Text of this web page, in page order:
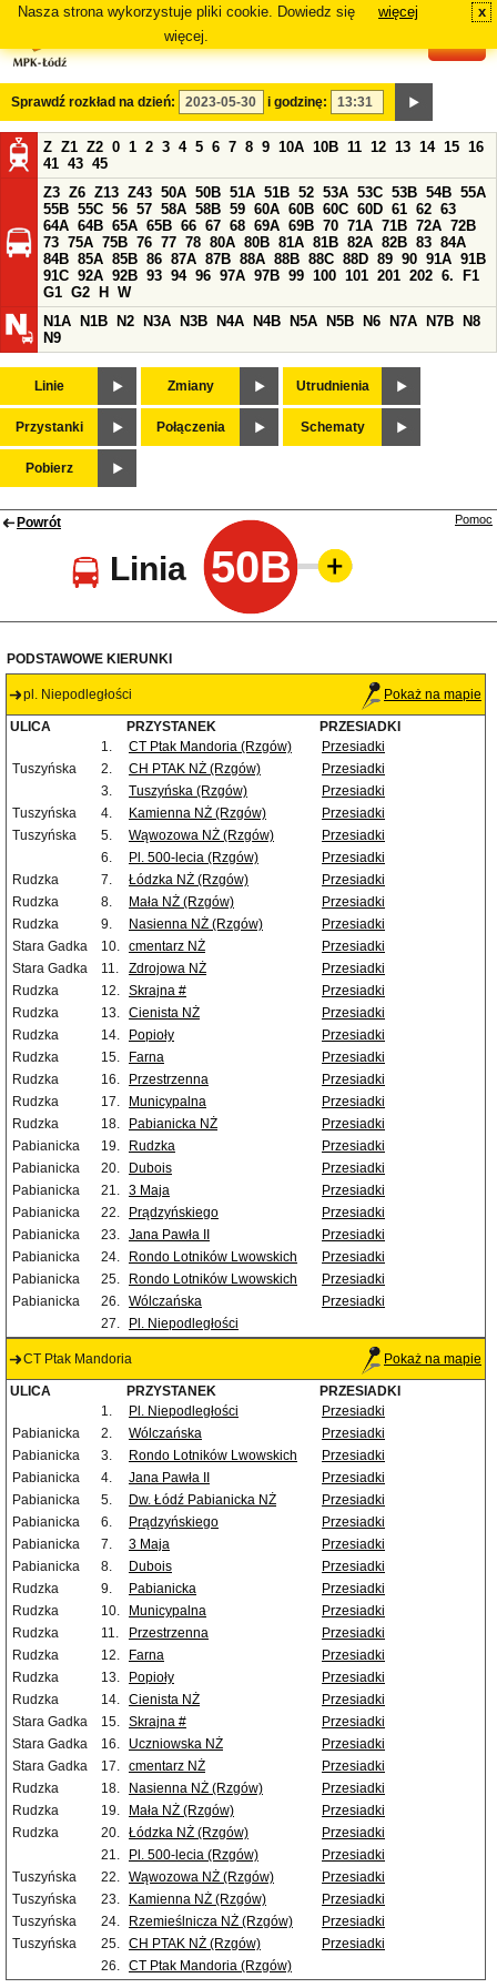
Nasza strona wykorzystuje pliki cookie. Dowiedz się
więcej.
więcej x
Sprawdź rozkład na dzień: i godzinę:
Z Z1 Z2 0 1 2 3 4 5 6 7 8 9 10A 10B 11 12 13 14 15 16
41 43 45
Z3 Z6 Z13 Z43 50A 50B 51A 51B 52 53A 53C 53B 54B 55A
55B 55C 56 57 58A 58B 59 60A 60B 60C 60D 61 62 63
64A 64B 65A 65B 66 67 68 69A 69B 70 71A 71B 72A 72B
73 75A 75B 76 77 78 80A 80B 81A 81B 82A 82B 83 84A
84B 85A 85B 86 87A 87B 88A 88B 88C 88D 89 90 91A 91B
91C 92A 92B 93 94 96 97A 97B 99 100 101 201 202 6.
F1
G1 G2 H
W
N1A
N1B N2 N3A N3B N4A N4B N5A N5B N6 N7A N7B
N8
N9
Linie Zmiany Utrudnienia
Przystanki Połączenia Schematy
Pobierz
Powrót
Linia 50B
Pomoc
PODSTAWOWE KIERUNKI
pl. Niepodległości Pokaż na mapie
ULICA PRZYSTANEK
PRZESIADKI
1.
CT Ptak Mandoria (Rzgów)
Przesiadki
Tuszyńska
2. CH PTAK NŻ (Rzgów)
Przesiadki
3.
Tuszyńska (Rzgów)
Przesiadki
Tuszyńska
4. Kamienna NŻ (Rzgów)
Przesiadki
Tuszyńska
5. Wąwozowa NŻ (Rzgów)
Przesiadki
6.
Pl. 500-lecia (Rzgów)
Przesiadki
Rudzka
7. Łódzka NŻ (Rzgów)
Przesiadki
Rudzka
8. Mała NŻ (Rzgów)
Przesiadki
Rudzka
9. Nasienna NŻ (Rzgów)
Przesiadki
Stara Gadka
10. cmentarz NŻ
Przesiadki
Stara Gadka
11. Zdrojowa NŻ
Przesiadki
Rudzka
12. Skrajna #
Przesiadki
Rudzka
13. Cienista NŻ
Przesiadki
Rudzka
14. Popioły
Przesiadki
Rudzka
15. Farna
Przesiadki
Rudzka
16. Przestrzenna
Przesiadki
Rudzka
17. Municypalna
Przesiadki
Rudzka
18. Pabianicka NŻ
Przesiadki
Pabianicka
19. Rudzka
Przesiadki
Pabianicka
20. Dubois
Przesiadki
Pabianicka
21. 3 Maja
Przesiadki
Pabianicka
22. Prądzyńskiego
Przesiadki
Pabianicka
23. Jana Pawła II
Przesiadki
Pabianicka
24. Rondo Lotników Lwowskich
Przesiadki
Pabianicka
25. Rondo Lotników Lwowskich
Przesiadki
Pabianicka
26. Wólczańska
Przesiadki
27.
Pl. Niepodległości
CT Ptak Mandoria Pokaż na mapie
ULICA PRZYSTANEK
PRZESIADKI
1.
Pl. Niepodległości
Przesiadki
Pabianicka
2. Wólczańska
Przesiadki
Pabianicka
3. Rondo Lotników Lwowskich
Przesiadki
Pabianicka
4. Jana Pawła II
Przesiadki
Pabianicka
5. Dw. Łódź Pabianicka NŻ
Przesiadki
Pabianicka
6. Prądzyńskiego
Przesiadki
Pabianicka
7. 3 Maja
Przesiadki
Pabianicka
8. Dubois
Przesiadki
Rudzka
9. Pabianicka
Przesiadki
Rudzka
10. Municypalna
Przesiadki
Rudzka
11. Przestrzenna
Przesiadki
Rudzka
12. Farna
Przesiadki
Rudzka
13. Popioły
Przesiadki
Rudzka
14. Cienista NŻ
Przesiadki
Stara Gadka
15. Skrajna #
Przesiadki
Stara Gadka
16. Uczniowska NŻ
Przesiadki
Stara Gadka
17. cmentarz NŻ
Przesiadki
Rudzka
18. Nasienna NŻ (Rzgów)
Przesiadki
Rudzka
19. Mała NŻ (Rzgów)
Przesiadki
Rudzka
20. Łódzka NŻ (Rzgów)
Przesiadki
21.
Pl. 500-lecia (Rzgów)
Przesiadki
Tuszyńska
22. Wąwozowa NŻ (Rzgów)
Przesiadki
Tuszyńska
23. Kamienna NŻ (Rzgów)
Przesiadki
Tuszyńska
24. Rzemieślnicza NŻ (Rzgów)
Przesiadki
Tuszyńska
25. CH PTAK NŻ (Rzgów)
Przesiadki
26. CT Ptak Mandoria (Rzgów)